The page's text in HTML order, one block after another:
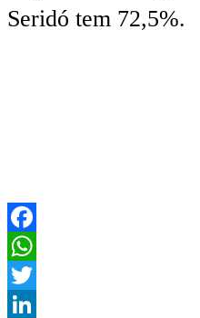
Seridó tem 72,5%.
Facebook
WhatsApp
Twitter